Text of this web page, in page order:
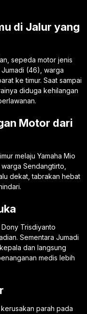
di Jalur yang
sepeda motor jenis
(46), warga
ke timur. Saat sampai
diduga kehilangan
Motor dari
melaju Yamaha Mio
Sendangtirto,
dekat, tabrakan hebat
Trisdiyanto
Sementara Jumadi
dan langsung
medis lebih
parah pada